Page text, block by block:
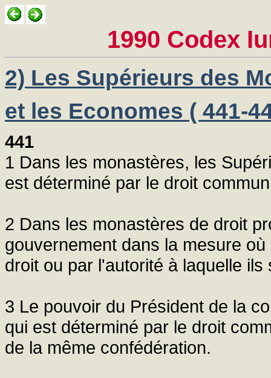
1990 Codex
2) Les Supérieurs des
et les Economes ( 441-
441
1 Dans les monastères, les
est déterminé par le droit
2 Dans les monastères de droit
gouvernement dans la mesure
droit ou par l'autorité à laquelle
3 Le pouvoir du Président de la
qui est déterminé par le droit
de la même confédération.